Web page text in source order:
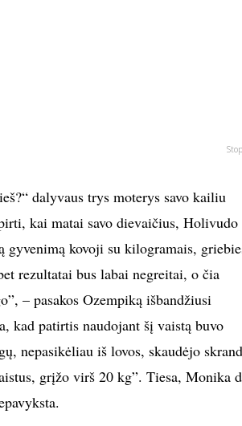
dalyvaus trys moterys savo kailiu
kai matai savo dievaičius, Holivudo
gyvenimą kovoji su kilogramais,
rezultatai bus labai negreitai, o čia
– pasakos Ozempiką išbandžiusi
kad patirtis naudojant šį vaistą buvo
nepasikėliau iš lovos, skaudėjo
grįžo virš 20 kg”. Tiesa, Monika